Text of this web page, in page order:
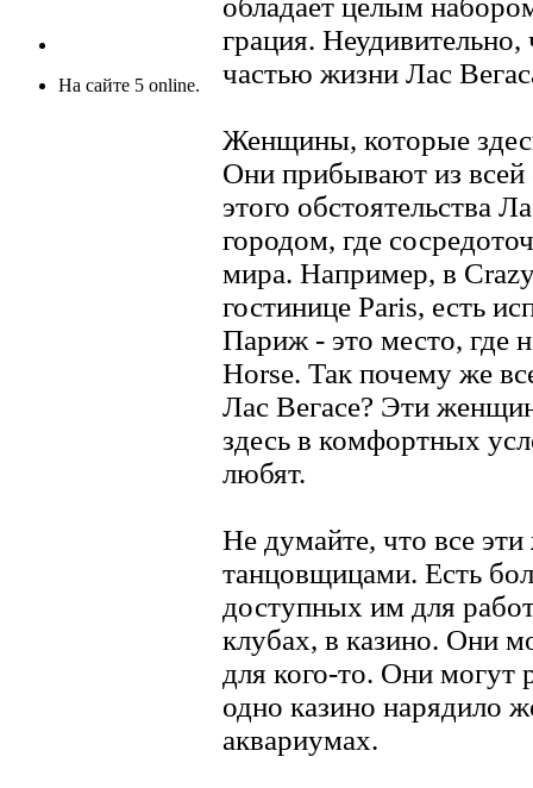
На сайте 5 online.
грация.
частью жизни Лас
Женщины, которые
Они прибывают из всей
этого обстоятельства
городом, где
мира. Например, в
гостинице Paris, есть
Париж - это место, где
Horse. Так почему же
Лас Вегасе? Эти
здесь в комфортных
любят.
Не думайте, что все
танцовщицами. Есть
доступных им для
клубах, в казино. Они
для кого-то. Они могут
одно казино нарядило
аквариумах.